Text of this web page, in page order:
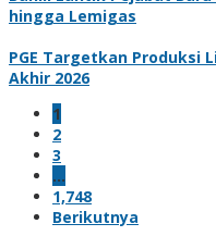
hingga Lemigas
PGE Targetkan Produksi
Akhir 2026
1
2
3
…
1,748
Berikutnya